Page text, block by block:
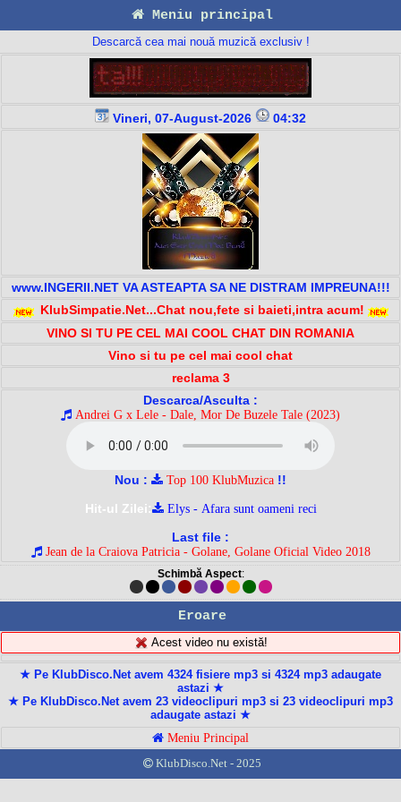
Meniu principal
Descarcă cea mai nouă muzică exclusiv !
Vineri, 07-August-2026 04:32
www.INGERII.NET VA ASTEAPTA SA NE DISTRAM IMPREUNA!!!
KlubSimpatie.Net...Chat nou,fete si baieti,intra acum!
VINO SI TU PE CEL MAI COOL CHAT DIN ROMANIA
Vino si tu pe cel mai cool chat
reclama 3
Descarca/Asculta :
Andrei G x Lele - Dale, Mor De Buzele Tale (2023)
Nou : Top 100 KlubMuzica !!
Hit-ul Zilei:
Elys - Afara sunt oameni reci
Last file :
Jean de la Craiova Patricia - Golane, Golane Oficial Video 2018
Schimbă Aspect:
Eroare
Acest video nu există!
★ Pe KlubDisco.Net avem 4324 fisiere mp3 si 4324 mp3 adaugate
astazi ★
★ Pe KlubDisco.Net avem 23 videoclipuri mp3 si 23 videoclipuri mp3
adaugate astazi ★
Meniu Principal
KlubDisco.Net - 2025